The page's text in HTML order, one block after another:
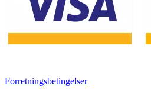
Forretningsbetingelser